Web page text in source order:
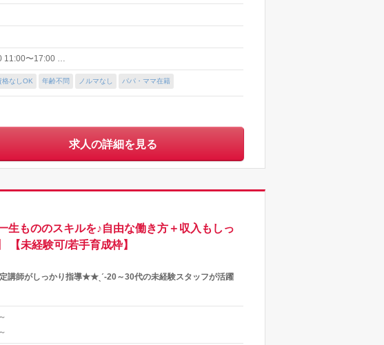
11:00〜17:00 …
格なしOK 年齢不問 ノルマなし パパ・ママ在籍
求人の詳細を見る
もののスキルを♪自由な働き方＋収入もしっ
【未経験可/若手育成枠】
講師がしっかり指導★★ˎˊ-20～30代の未経験スタッフが活躍